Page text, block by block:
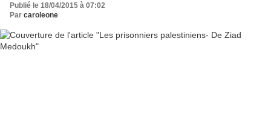
Publié le 18/04/2015 à 07:02
Par caroleone